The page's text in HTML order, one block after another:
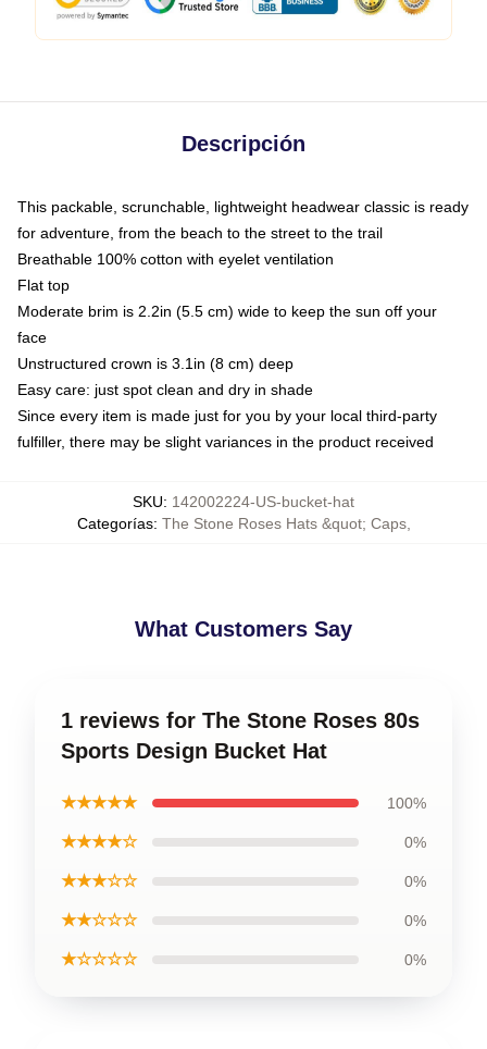
Descripción
This packable, scrunchable, lightweight headwear classic is ready
for adventure, from the beach to the street to the trail
Breathable 100% cotton with eyelet ventilation
Flat top
Moderate brim is 2.2in (5.5 cm) wide to keep the sun off your
face
Unstructured crown is 3.1in (8 cm) deep
Easy care: just spot clean and dry in shade
Since every item is made just for you by your local third-party
fulfiller, there may be slight variances in the product received
SKU: 142002224-US-bucket-hat
Categorías: The Stone Roses Hats &quot; Caps,
What Customers Say
1 reviews for The Stone Roses 80s
Sports Design Bucket Hat
★★★★★ 100%
★★★★☆ 0%
★★★☆☆ 0%
★★☆☆☆ 0%
★☆☆☆☆ 0%